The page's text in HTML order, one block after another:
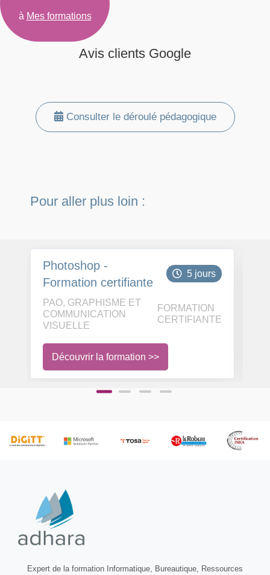
à Mes formations
Avis clients Google
Consulter le déroulé pédagogique
Pour aller plus loin :
Photoshop -
Formation certifiante
5 jours
PAO, GRAPHISME ET
COMMUNICATION
VISUELLE
FORMATION
CERTIFIANTE
Découvrir la formation >>
Expert de la formation Informatique, Bureautique, Ressources